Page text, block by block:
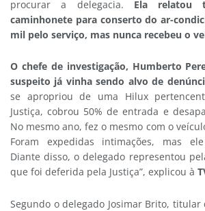
procurar a delegacia. Ela relatou
caminhonete para conserto do ar-
mil pelo serviço, mas nunca recebeu o
O chefe de investigação, Humberto
suspeito já vinha sendo alvo de
se apropriou de uma Hilux
Justiça, cobrou 50% de entrada e
No mesmo ano, fez o mesmo com o
Foram expedidas intimações, mas
Diante disso, o delegado representou
que foi deferida pela Justiça”, explicou à
Segundo o delegado Josimar Brito, titular